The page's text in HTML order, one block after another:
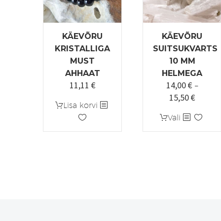
KÄEVÕRU
KRISTALLIGA
MUST
AHHAAT
11,11 €
Lisa korvi
KÄEVÕRU
SUITSUKVARTS
10 MM
HELMEGA
14,00€ –
15,50€
kuni
15,50 €
Vali Sellel
tootel